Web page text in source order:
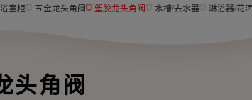
浴室柜 五金龙头角阀 塑胶龙头角阀 水槽/去水器 淋浴器/花
头角阀